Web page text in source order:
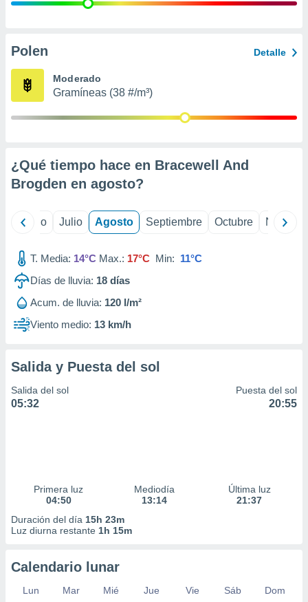
e
publicidad
Polen Detalle
Moderado
Gramíneas (38 #/m³)
¿Qué tiempo hace en Bracewell And
Brogden en agosto?
Junio Julio Agosto Septiembre Octubre
T. Media: 14°C Max.: 17°C Min: 11°C
Días de lluvia: 18 días
Acum. de lluvia: 120 l/m²
Viento medio: 13 km/h
Salida y Puesta del sol
Salida del sol
05:32
Puesta del sol
20:55
Primera luz
04:50
Mediodía
13:14
Última luz
21:37
Duración del día 15h 23m
Luz diurna restante 1h 15m
Calendario lunar
Lun Mar Mié Jue Vie Sáb
Dom